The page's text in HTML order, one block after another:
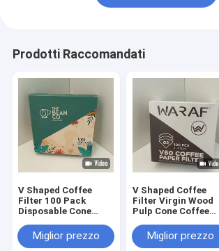
Prodotti Raccomandati
V Shaped Coffee
Filter 100 Pack
Disposable Cone
Pour Over Brewing
with Original Wood
Miglior prezzo
V Shaped Coffee
Filter Virgin Wood
Pulp Cone Coffee
Disposable For Pour
Over Coffee Brewing
Miglior prezzo